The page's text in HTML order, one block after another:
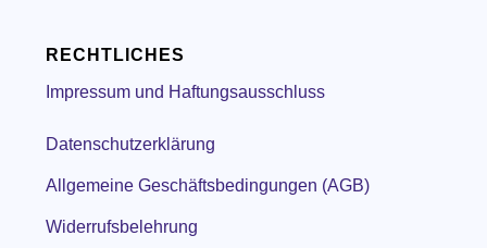
RECHTLICHES
Impressum und Haftungsausschluss
Datenschutzerklärung
Allgemeine Geschäftsbedingungen (AGB)
Widerrufsbelehrung